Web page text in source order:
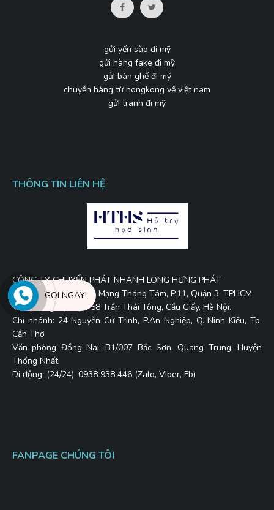
gửi yến sào đi mỹ
gửi hàng fake đi mỹ
gửi bàn ghế đi mỹ
chuyển hàng từ hongkong về việt nam
gửi tranh đi mỹ
THÔNG TIN LIÊN HỆ
CÔNG TY CHUYỂN PHÁT NHANH LONG HƯNG PHÁT
Trụ sở: 656/11A Cách Mạng Tháng Tám, P.11, Quận 3, TPHCM
Văn phòng đại diện: 58 Trần Thái Tông, Cầu Giấy, Hà Nội.
Chi nhánh: 24 Nguyễn Cư Trinh, P.An Nghiệp, Q. Ninh Kiều, Tp.
Cần Thơ
Văn phòng Đồng Nai: B1/007 Bắc Sơn, Quang Trung, Huyện
Thống Nhất
Di động: (24/24): 0938 938 446 (Zalo, Viber, Fb)
FANPAGE CHÚNG TÔI
GỌI NGAY!